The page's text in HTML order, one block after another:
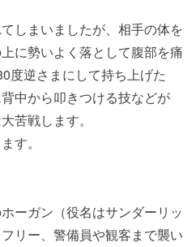
しまいましたが、相手の体を
に勢いよく落として腹部を痛
度逆さまにして持ち上げた
中から叩きつける技などが
苦戦します。
す。
ーガン（役名はサンダーリッ
リー、警備員や観客まで襲い